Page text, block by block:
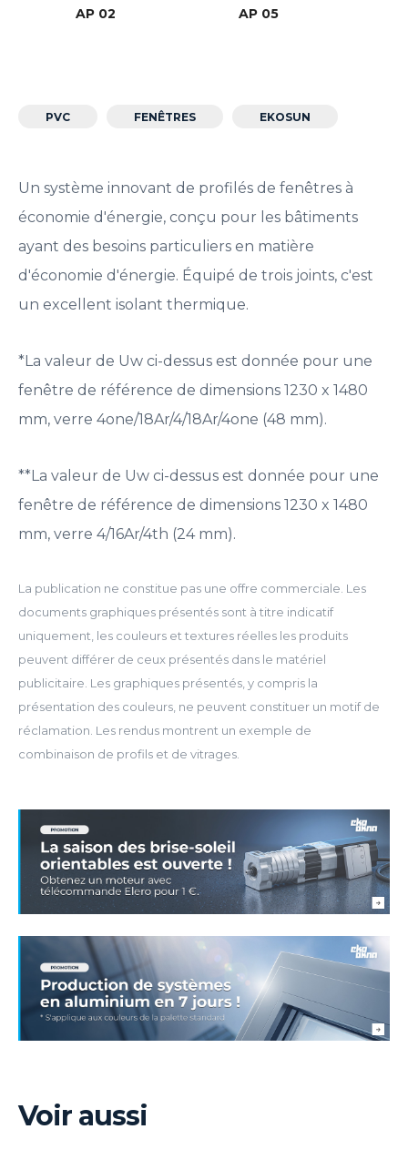
AP 02 AP 05
PVC FENÊTRES EKOSUN
Un système innovant de profilés de fenêtres à
économie d'énergie, conçu pour les bâtiments
ayant des besoins particuliers en matière
d'économie d'énergie. Équipé de trois joints, c'est
un excellent isolant thermique.
*La valeur de Uw ci-dessus est donnée pour une
fenêtre de référence de dimensions 1230 x 1480
mm, verre 4one/18Ar/4/18Ar/4one (48 mm).
**La valeur de Uw ci-dessus est donnée pour une
fenêtre de référence de dimensions 1230 x 1480
mm, verre 4/16Ar/4th (24 mm).
La publication ne constitue pas une offre commerciale. Les
documents graphiques présentés sont à titre indicatif
uniquement, les couleurs et textures réelles les produits
peuvent différer de ceux présentés dans le matériel
publicitaire. Les graphiques présentés, y compris la
présentation des couleurs, ne peuvent constituer un motif de
réclamation. Les rendus montrent un exemple de
combinaison de profils et de vitrages.
Voir aussi